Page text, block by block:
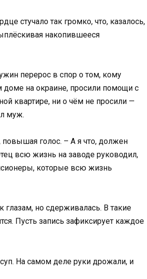
стучало так громко, что, казалось,
накопившееся
перерос в спор о том, кому
на окраине, просили помощи с
квартире, ни о чём не просили —
муж.
голос. – А я что, должен
всю жизнь на заводе руководил,
которые всю жизнь
глазам, но сдерживалась. В такие
Пусть запись зафиксирует каждое
На самом деле руки дрожали, и